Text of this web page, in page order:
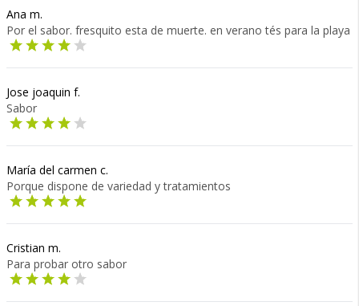
Ana m.
Por el sabor. fresquito esta de muerte. en verano tés para la playa
Jose joaquin f.
Sabor
María del carmen c.
Porque dispone de variedad y tratamientos
Cristian m.
Para probar otro sabor